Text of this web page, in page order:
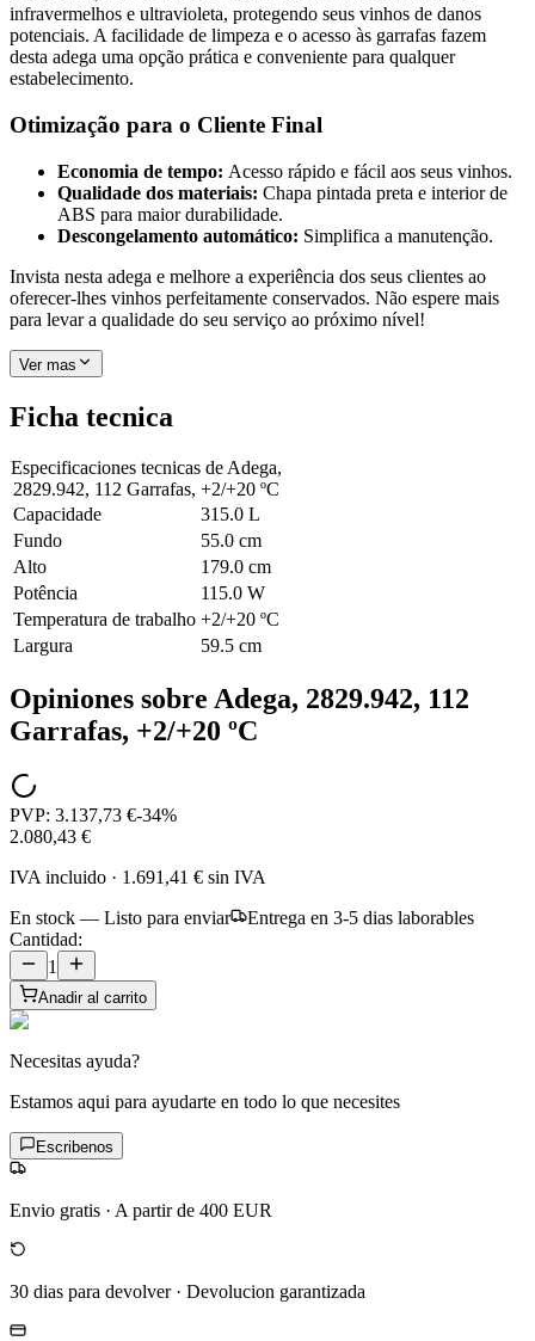
infravermelhos e ultravioleta, protegendo seus vinhos de danos
potenciais. A facilidade de limpeza e o acesso às garrafas fazem
desta adega uma opção prática e conveniente para qualquer
estabelecimento.
Otimização para o Cliente Final
Economia de tempo: Acesso rápido e fácil aos seus vinhos.
Qualidade dos materiais: Chapa pintada preta e interior de
ABS para maior durabilidade.
Descongelamento automático: Simplifica a manutenção.
Invista nesta adega e melhore a experiência dos seus clientes ao
oferecer-lhes vinhos perfeitamente conservados. Não espere mais
para levar a qualidade do seu serviço ao próximo nível!
Ver mas
Ficha tecnica
Especificaciones tecnicas de Adega,
2829.942, 112 Garrafas, +2/+20 ºC
Capacidade
315.0 L
Fundo
55.0 cm
Alto
179.0 cm
Potência
115.0 W
Temperatura de trabalho +2/+20 ºC
Largura
59.5 cm
Opiniones sobre Adega, 2829.942, 112
Garrafas, +2/+20 ºC
PVP: 3.137,73 €-34%
2.080,43 €
IVA incluido · 1.691,41 € sin IVA
En stock — Listo para enviar
Entrega en 3-5 dias laborables
Cantidad:
1
Anadir al carrito
Necesitas ayuda?
Estamos aqui para ayudarte en todo lo que necesites
Escribenos
Envio gratis · A partir de 400 EUR
30 dias para devolver· Devolucion garantizada